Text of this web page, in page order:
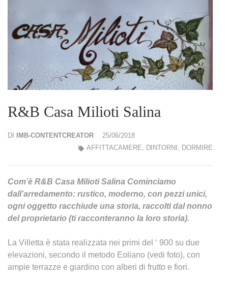
R&B Casa Milioti Salina
DI IMB-CONTENTCREATOR
25/06/2018
AFFITTACAMERE
DINTORNI DORMIRE
Com’è R&B Casa Milioti Salina Cominciamo
dall’arredamento: rustico, moderno, con pezzi unici,
ogni oggetto racchiude una storia, raccolti dal nonno
del proprietario (ti racconteranno la loro storia).
La Villetta è stata realizzata nei primi del ‘ 900 su due
elevazioni, secondo il metodo Eoliano (vedi foto), con
ampie terrazze e giardino con alberi di frutto e fiori.